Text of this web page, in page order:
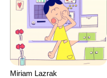
Vezzoli, Eline Zhang
Miriam Lazrak